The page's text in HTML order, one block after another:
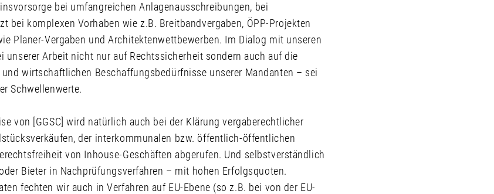
bei umfangreichen Anlagenausschreibungen, bei
bei komplexen Vorhaben wie z.B. Breitbandvergaben, ÖPP-Projekten
Planer-Vergaben und Architektenwettbewerben. Im Dialog mit unseren
unserer Arbeit nicht nur auf Rechtssicherheit sondern auch auf die
wirtschaftlichen Beschaffungsbedürfnisse unserer Mandanten – sei
Schwellenwerte.
von [GGSC] wird natürlich auch bei der Klärung vergaberechtlicher
der interkommunalen bzw. öffentlich-öffentlichen
von Inhouse-Geschäften abgerufen. Und selbstverständlich
Bieter in Nachprüfungsverfahren – mit hohen Erfolgsquoten.
fechten wir auch in Verfahren auf EU-Ebene (so z.B. bei von der EU-